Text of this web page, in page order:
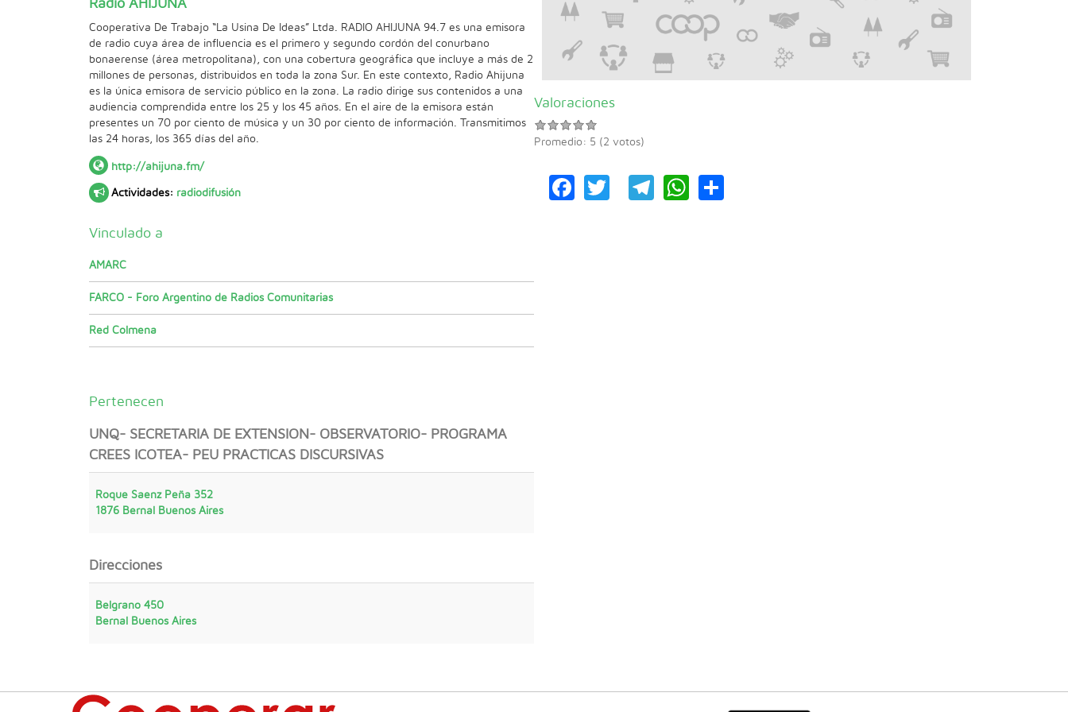
Radio AHIJÚNA
Cooperativa De Trabajo “La Usina De Ideas” Ltda. RADIO AHIJUNA 94.7 es una emisora
de radio cuya área de influencia es el primero y segundo cordón del conurbano
bonaerense (área metropolitana), con una cobertura geográfica que incluye a más de 2
millones de personas, distribuidos en toda la zona Sur. En este contexto, Radio Ahijuna
es la única emisora de servicio público en la zona. La radio dirige sus contenidos a una
audiencia comprendida entre los 25 y los 45 años. En el aire de la emisora están
presentes un 70 por ciento de música y un 30 por ciento de información. Transmitimos
las 24 horas, los 365 días del año.
http://ahijuna.fm/
Actividades: radiodifusión
Vinculado a
AMARC
FARCO - Foro Argentino de Radios Comunitarias
Red Colmena
Pertenecen
UNQ- SECRETARIA DE EXTENSION- OBSERVATORIO- PROGRAMA
CREES ICOTEA- PEU PRACTICAS DISCURSIVAS
Roque Saenz Peña 352
1876 Bernal Buenos Aires
Direcciones
Belgrano 450
Bernal
Buenos Aires
Valoraciones
Promedio: 5 (2 votos)
Facebook
TwitterTelegram
WhatsApp